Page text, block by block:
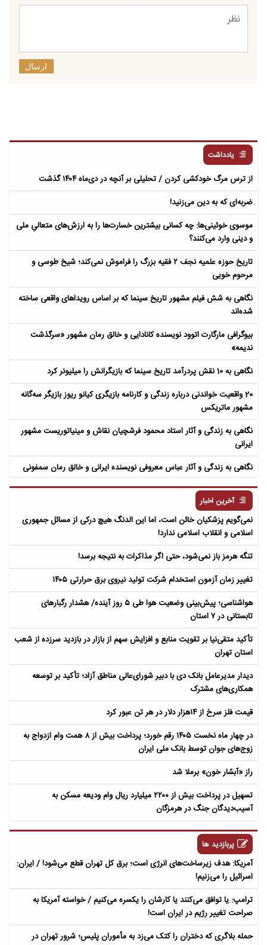
ارسال
یادداشت
از ترس مرگ خودکشی کردن / تحلیلی بر آنچه در دی‌ماه ۱۴۰۴ گذشت
ضربه‌ای که به دین می‌زنید!
موسوی خوئینی‌ها: چه کسانی بیشترین خسارت‌ها را به ارزش‌های متعالیِ ملی
و دینی وارد می‌کنند؟
تاریخ حوزه علمیه نجف ۲ فقیه بزرگ را فراموش نمی‌کند؛ شیخ طوسی و
مرحوم خویی
نگاهی به شش فیلم مشهور تاریخ سینما که بر اساس رویداهای واقعی ساخته
شده‌اند
بیوگرافی مارگارت اتوود نویسنده کانادایی و خالق رمان مشهور «سرگذشت
ندیمه»
نگاهی به 10 نقش پردرآمد تاریخ سینما که بازیگرانش را میلیونر کرد
20 واقعیت خواندنی درباره زندگی و کارنامه بازیگری کیانو ریوز بازیگر سه‌گانه
مشهور ماتریکس
نگاهی به زندگی و آثار استاد محمود فرشچیان نقاش و مینیاتوریست مشهور
ایرانی
نگاهی به زندگی و آثار عباس معروفی نویسنده ایرانی و خالق رمان سمفونی
آخرین اخبار
نمی‌گویم پزشکیان خائن است، اما این الدنگ هیچ درکی از مسائل جمهوری
اسلامی و انقلاب اسلامی ندارد!
تنگه هرمز باز نمی‌شود، حتی اگر مذاکرات به نتیجه برسد!
تغییر زمان آزمون استخدام شرکت تولید نیروی برق حرارتی ۱۴۰۵
هواشناسی؛ پیش‌بینی وضعیت هوا طی ۵ روز آینده/ هشدار رگبارهای
تابستانی در ۷ استان
تأکید متقی‌نیا بر تقویت منابع و افزایش سهم از بازار در بازدید سرزده از شعب
استان تهران
دیدار مدیرعامل بانک دی با دبیر شورای‌عالی مناطق آزاد؛ تأکید بر توسعه
همکاری‌های مشترک
قیمت فلز سرخ از ۱۴هزار دلار در هر تن عبور کرد
در چهار ماه نخست ۱۴۰۵ رقم خورد؛ پرداخت بیش از ۸ همت وام ازدواج به
زوج‌های جوان توسط بانک ملی ایران
راز «آبشار خون» برملا شد
تسهیل در پرداخت بیش از ۲۲۰۰ میلیارد ریال وام ودیعه مسکن به
آسیب‌دیدگان جنگ در هرمزگان
پربازدید ها
آمریکا: هدف زیرساخت‌های انرژی است؛ برق کل تهران قطع می‌شود! / ایران:
اسرائیل را می‌زنیم!
ترامپ: یا توافق می‌کنند یا کارشان را یکسره می‌کنیم / خواسته آمریکا به
صراحت تغییر رژیم در ایران است!
حمله بلاگری که دختران را کتک می‌زد به مأموران پلیس؛ شرور تهران در